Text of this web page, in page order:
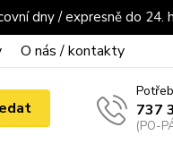
dny / expresně do 24.
O nás / kontakty
737
(PO-